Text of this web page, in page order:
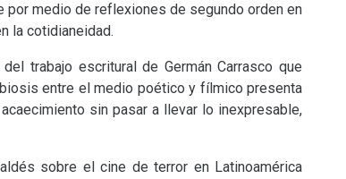
por medio de reflexiones de segundo orden en
la cotidianeidad.
trabajo escritural de Germán Carrasco que
entre el medio poético y fílmico presenta
sin pasar a llevar lo inexpresable,
sobre el cine de terror en Latinoamérica